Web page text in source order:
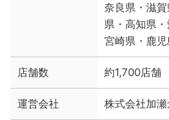
奈良県・滋
県・高知県
宮崎県・鹿児
店舗数 約1,700店舗
運営会社 株式会社加瀬